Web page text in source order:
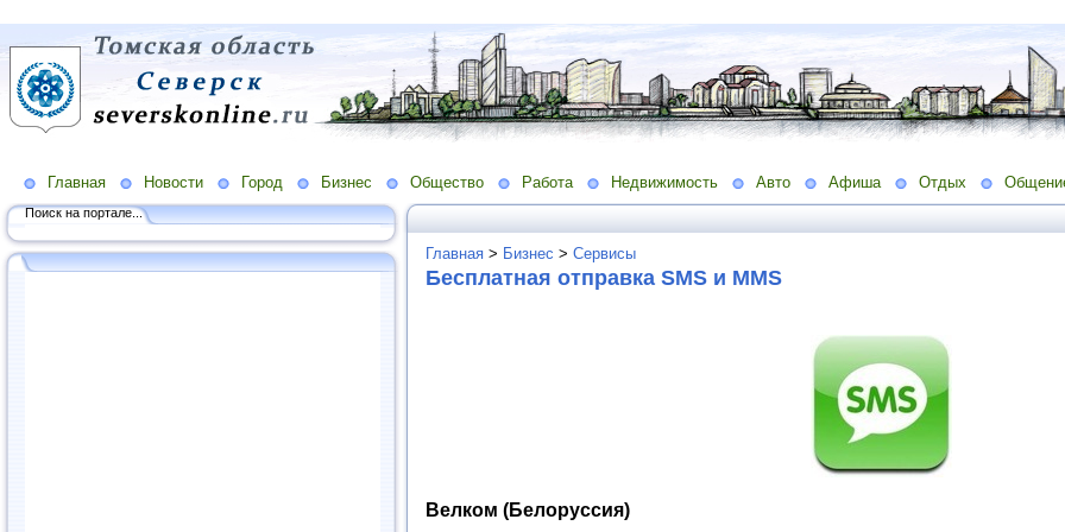
Главная Новости Город Бизнес Общество Работа Недвижимость Авто Афиша Отдых
Поиск на портале...
Главная > Бизнес > Сервисы
Бесплатная отправка SMS и MMS
Велком (Белоруссия)